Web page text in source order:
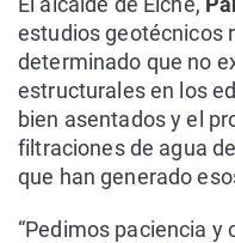
estudios geotécnicos
determinado que no
estructurales en los
bien asentados y el
filtraciones de agua
que han generado
“Pedimos paciencia y